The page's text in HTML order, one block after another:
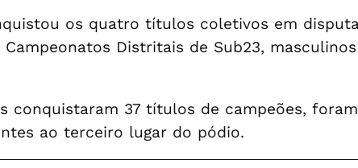
os quatro títulos coletivos em
Distritais de Sub23,
conquistaram 37 títulos de campeões, foram
ao terceiro lugar do pódio.